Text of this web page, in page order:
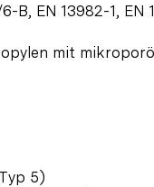
B, EN 13982-1, EN
mit
5)